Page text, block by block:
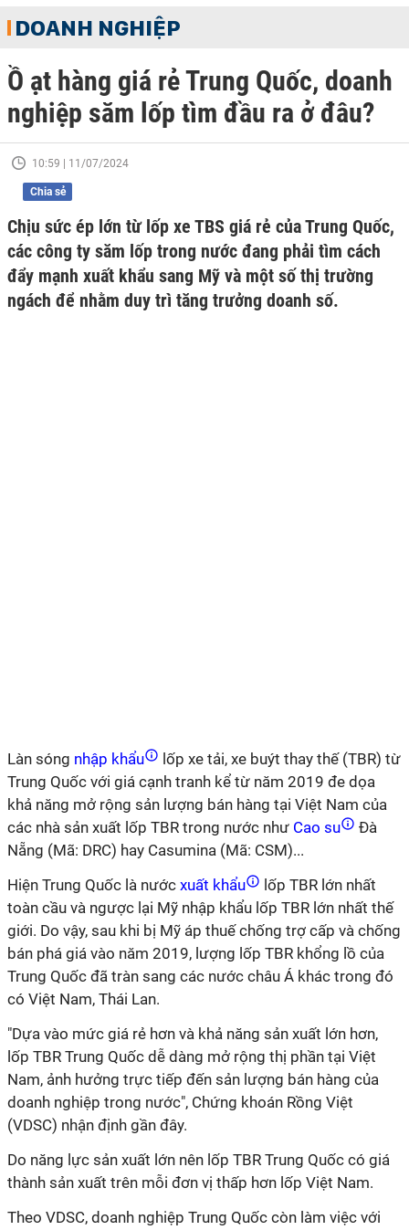
DOANH NGHIỆP
Ồ ạt hàng giá rẻ Trung Quốc, doanh
nghiệp săm lốp tìm đầu ra ở đâu?
10:59 | 11/07/2024
Chia sẻ
Chịu sức ép lớn từ lốp xe TBS giá rẻ của Trung Quốc,
các công ty săm lốp trong nước đang phải tìm cách
đẩy mạnh xuất khẩu sang Mỹ và một số thị trường
ngách để nhằm duy trì tăng trưởng doanh số.
Làn sóng nhập khẩu
lốp xe tải, xe buýt thay thế (TBR) từ
Trung Quốc với giá cạnh tranh kể từ năm 2019 đe dọa
khả năng mở rộng sản lượng bán hàng tại Việt Nam của
các nhà sản xuất lốp TBR trong nước như Cao su
Đà
Nẵng (Mã: DRC) hay Casumina (Mã: CSM)...
Hiện Trung Quốc là nước xuất khẩu
lốp TBR lớn nhất
toàn cầu và ngược lại Mỹ nhập khẩu lốp TBR lớn nhất thế
giới. Do vậy, sau khi bị Mỹ áp thuế chống trợ cấp và chống
bán phá giá vào năm 2019, lượng lốp TBR khổng lồ của
Trung Quốc đã tràn sang các nước châu Á khác trong đó
có Việt Nam, Thái Lan.
"Dựa vào mức giá rẻ hơn và khả năng sản xuất lớn hơn,
lốp TBR Trung Quốc dễ dàng mở rộng thị phần tại Việt
Nam, ảnh hưởng trực tiếp đến sản lượng bán hàng của
doanh nghiệp trong nước", Chứng khoán Rồng Việt
(VDSC) nhận định gần đây.
Do năng lực sản xuất lớn nên lốp TBR Trung Quốc có giá
thành sản xuất trên mỗi đơn vị thấp hơn lốp Việt Nam.
Theo VDSC, doanh nghiệp Trung Quốc còn làm việc với